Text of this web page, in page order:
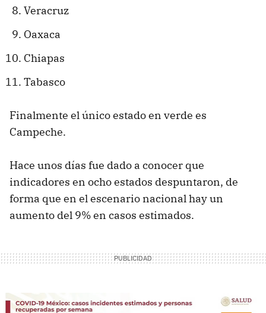
Veracruz
Oaxaca
Chiapas
Tabasco
Finalmente el único estado en verde es
Campeche.
Hace unos días fue dado a conocer que
indicadores en ocho estados despuntaron, de
forma que en el escenario nacional hay un
aumento del 9% en casos estimados.